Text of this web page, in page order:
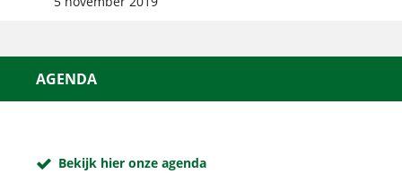
AGENDA
Bekijk hier onze agenda